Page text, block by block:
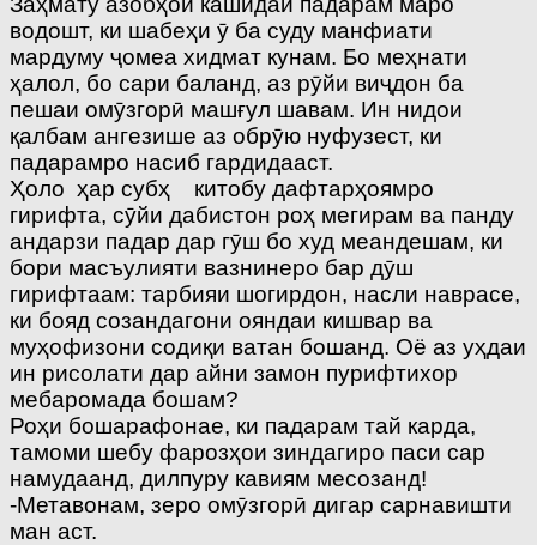
водошт, ки шабеҳи ӯ ба суду манфиати
мардуму ҷомеа хидмат кунам. Бо меҳнати
ҳалол, бо сари баланд, аз рӯйи виҷдон ба
пешаи омӯзгорӣ машғул шавам. Ин нидои
қалбам ангезише аз обрӯю нуфузест, ки
падарамро насиб гардидааст.
Ҳоло ҳар субҳ китобу дафтарҳоямро
гирифта, сӯйи дабистон роҳ мегирам ва панду
андарзи падар дар гӯш бо худ меандешам, ки
бори масъулияти вазнинеро бар дӯш
гирифтаам: тарбияи шогирдон, насли наврасе,
ки бояд созандагони ояндаи кишвар ва
муҳофизони содиқи ватан бошанд. Оё аз уҳдаи
ин рисолати дар айни замон пурифтихор
мебаромада бошам?
Роҳи бошарафонае, ки падарам тай карда,
тамоми шебу фарозҳои зиндагиро паси сар
намудаанд, дилпуру кавиям месозанд!
-Метавонам, зеро омӯзгорӣ дигар сарнавишти
ман аст.